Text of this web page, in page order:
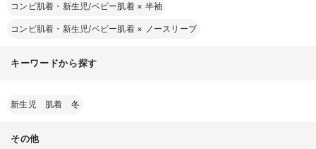
コンビ肌着・新生児/ベビー肌着 × 半袖
コンビ肌着・新生児/ベビー肌着 × ノースリーブ
キーワードから探す
新生児 肌着 冬
その他